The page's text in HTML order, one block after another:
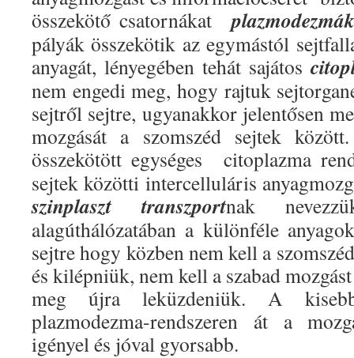
összekötő csatornákatplazmodezmák
pályák összekötik az egymástól
anyagát, lényegében tehát sajátos
nem engedi meg, hogy rajtuk
sejtről sejtre, ugyanakkor jelentősen
mozgását a szomszéd sejtek
összekötött egységes citoplazma
sejtek közötti intercelluláris
szinplaszt transzportnak
alagúthálózatában a különféle
sejtre hogy közben nem kell a
és kilépniük, nem kell a szabad
meg újra leküzdeniük. A
plazmodezma-rendszeren át a
igényel és jóval gyorsabb.